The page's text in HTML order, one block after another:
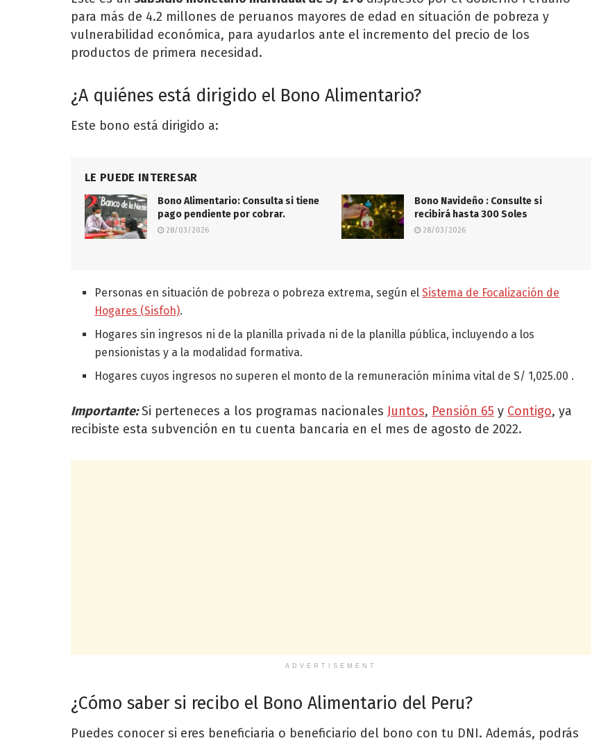
para más de 4.2 millones de peruanos mayores de edad en situación de pobreza y
vulnerabilidad económica, para ayudarlos ante el incremento del precio de los
productos de primera necesidad.
¿A quiénes está dirigido el Bono Alimentario?
Este bono está dirigido a:
LE PUEDE INTERESAR
Bono Alimentario: Consulta si tiene
pago pendiente por cobrar.
28/03/2026
Bono Navideño : Consulte si
recibirá hasta 300 Soles
28/03/2026
Personas en situación de pobreza o pobreza extrema, según elSistema de Focalización de
Hogares (Sisfoh).
Hogares sin ingresos ni de la planilla privada ni de la planilla pública, incluyendo a los
pensionistas y a la modalidad formativa.
Hogares cuyos ingresos no superen el monto de la remuneración mínima vital deS/ 1,025.00 .
Importante:Si perteneces a los programas nacionales Juntos, Pensión 65 y Contigo, ya
recibiste esta subvención en tu cuenta bancaria en el mes de agosto de 2022.
ADVERTISEMENT
¿Cómo saber si recibo el Bono Alimentario del Peru?
Puedes conocer si eres beneficiaria o beneficiario del bono con tu DNI. Además, podrás